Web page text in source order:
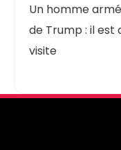
Un homme
de Trump : il
visite